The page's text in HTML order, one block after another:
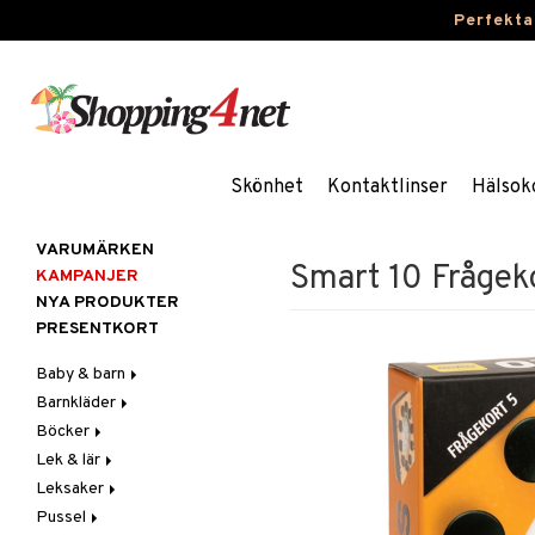
Skönhet Kontaktlinser
Smart 10
VARUMÄRKEN
KAMPANJER
NYA PRODUKTER
PRESENTKORT
Baby & barn
Accessoarer
För håret
Hattar & Mössor
Övrigt
Plånböcker
Aktivitet
Babygym
Babysitters
Bit & Skallra
Äta
Barnservis
Haklappar
Badrockar & Handdukar
Barnvagnstillbehör
Barnkläder
Accessoarer
Kepsar & Solhattar
Badkläder & UV-kläder
Klänningar
Nederdelar
Böcker
Dagböcker
Läs & Lär
Målarböcker
Lek & lär
Experiment
Inlärningsspel
Leksaker
Adventskalendrar
Pussel